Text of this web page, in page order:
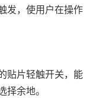
发，使用户在操作
贴片轻触开关，能
余地。